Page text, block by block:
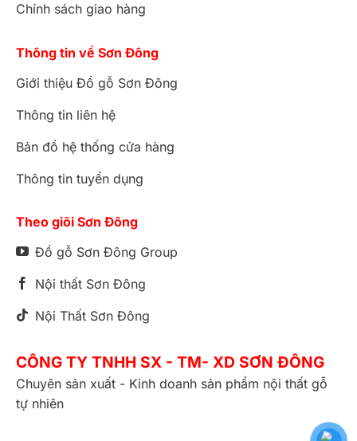
Chính sách giao hàng
Thông tin về Sơn Đông
Giới thiệu Đồ gỗ Sơn Đông
Thông tin liên hệ
Bản đồ hệ thống cửa hàng
Thông tin tuyển dụng
Theo giõi Sơn Đông
Đồ gỗ Sơn Đông Group
Nội thất Sơn Đông
Nội Thất Sơn Đông
CÔNG TY TNHH SX - TM- XD SƠN ĐÔNG
Chuyên sản xuất - Kinh doanh sản phẩm nội thất gỗ
tự nhiên